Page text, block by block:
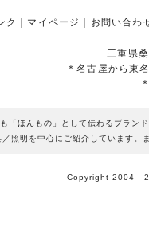
ク マイページ お問い合わ
三重県
＊名古屋から東
「ほんもの」として伝わるブラン
照明を中心にご紹介しています
Copyright 2004 -